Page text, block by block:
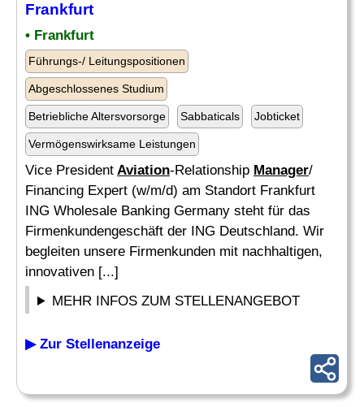
Frankfurt
• Frankfurt
Führungs-/ Leitungspositionen
Abgeschlossenes Studium
Betriebliche Altersvorsorge Sabbaticals Jobticket
Vermögenswirksame Leistungen
Vice President Aviation-Relationship Manager/
Financing Expert (w/m/d) am Standort Frankfurt
ING Wholesale Banking Germany steht für das
Firmenkundengeschäft der ING Deutschland. Wir
begleiten unsere Firmenkunden mit nachhaltigen,
innovativen [...]
MEHR INFOS ZUM STELLENANGEBOT
▶ Zur Stellenanzeige